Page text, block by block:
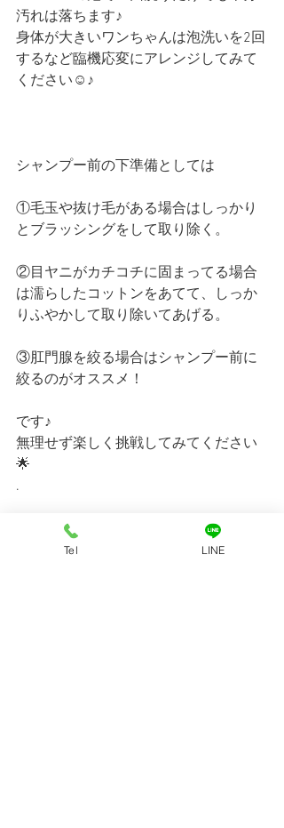
汚れは落ちます♪
身体が大きいワンちゃんは泡洗いを2回
するなど臨機応変にアレンジしてみて
ください☺︎♪
シャンプー前の下準備としては
①毛玉や抜け毛がある場合はしっかり
とブラッシングをして取り除く。
②目ヤニがカチコチに固まってる場合
は濡らしたコットンをあてて、しっか
りふやかして取り除いてあげる。
③肛門腺を絞る場合はシャンプー前に
絞るのがオススメ！
です♪
無理せず楽しく挑戦してみてください
🌟
.
Tel LINE